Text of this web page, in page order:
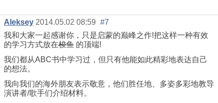
Aleksey 2014.05.02 08:59 #7
我和大家一起感谢你，只是启蒙的巅峰之作!把这样一种有效
的学习方式放在梭鱼 的顶端!
我们都从ABC书中学习过，但只有他能如此精彩地表达自己
的想法。
我向我们的海外朋友表示敬意，他们胜任地、多姿多彩地教导
演讲者/歌手们介绍材料。